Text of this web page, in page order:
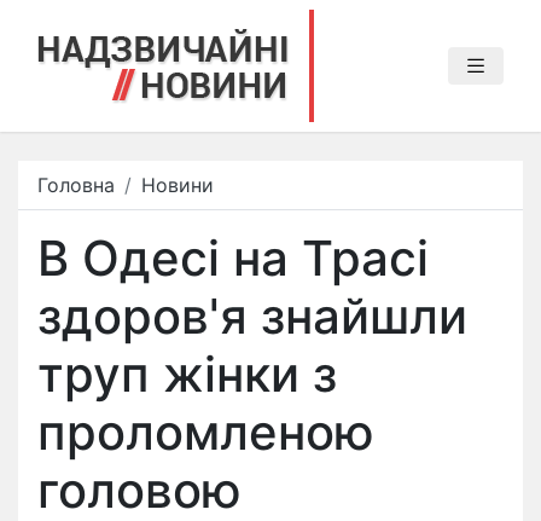
Головна Новини
В Одесі на Трасі
здоров'я знайшли
труп жінки з
проломленою
головою